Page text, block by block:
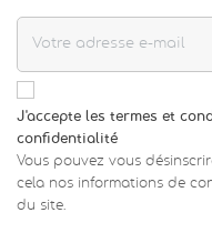
J'accepte les termes et
confidentialité
Vous pouvez vous
cela nos informations de
du site.